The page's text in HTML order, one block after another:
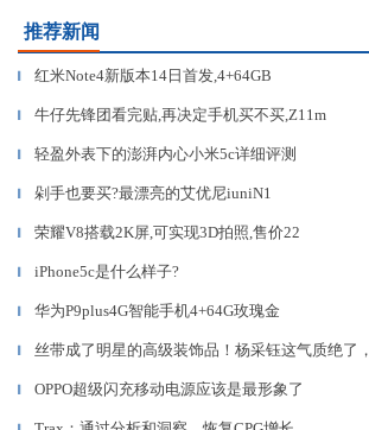
推荐新闻
▎ 红米Note4新版本14日首发,4+64GB
▎ 牛仔先锋团看完贴,再决定手机买不买,Z11m
▎ 轻盈外表下的澎湃内心小米5c详细评测
▎ 剁手也要买?最漂亮的艾优尼iuniN1
▎ 荣耀V8搭载2K屏,可实现3D拍照,售价22
▎ iPhone5c是什么样子?
▎ 华为P9plus4G智能手机4+64G玫瑰金
▎ 丝带成了明星的高级装饰品！杨采钰这气质绝了，
▎ OPPO超级闪充移动电源应该是最形象了